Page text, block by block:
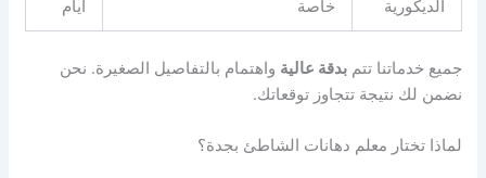
الديكورية
خاصة
أيام
جميع خدماتنا تتمبدقة عالية واهتمام بالتفاصيل الصغيرة. نحن
نضمن لك نتيجة تتجاوز توقعاتك.
لماذا تختار معلم دهانات الشاطئ بجدة؟